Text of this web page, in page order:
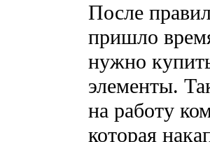
После
пришло
нужно
элементы.
на работу
которая